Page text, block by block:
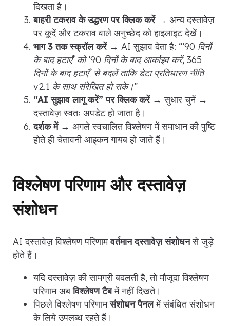
दिखता है।
बाहरी टकराव के उद्धरण पर क्लिक करें→ अन्य दस्तावेज़
पर कूदें और टकराव वाले अनुच्छेद को हाइलाइट देखें।
भाग 3 तक स्क्रॉल करें→ AI सुझाव देता है: “‘90 दिनों
के बाद हटाएँ’ को ‘90 दिनों के बाद आर्काइव करें, 365
दिनों के बाद हटाएँ’ से बदलें ताकि डेटा प्रतिधारण नीति
v2.1 के साथ संरेखित हो सके।”
“AI सुझाव लागू करें” पर क्लिक करें→ सुधार चुनें →
दस्तावेज़ स्वतः अपडेट हो जाता है।
दर्शक में→ अगले स्वचालित विश्लेषण में समाधान की पुष्टि
होते ही चेतावनी आइकन गायब हो जाते हैं।
विश्लेषण परिणाम और दस्तावेज़
संशोधन
AI दस्तावेज़ विश्लेषण परिणामवर्तमान दस्तावेज़ संशोधनसे जुड़े
होते हैं।
यदि दस्तावेज़ की सामग्री बदलती है, तो मौजूदा विश्लेषण
परिणाम अबविश्लेषण टैबमें नहीं दिखते।
पिछले विश्लेषण परिणामसंशोधन पैनलमें संबंधित संशोधन
के लिये उपलब्ध रहते हैं।